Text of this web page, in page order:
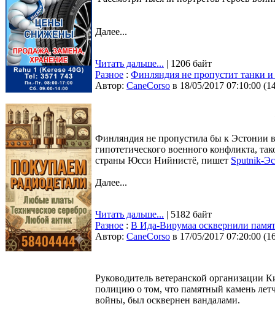
Далее...
Читать дальше... | 1206 байт
Разное : Финляндия не пропустит танки
Автор: CaneCorso в 18/05/2017 07:10:00 (
Финляндия не пропустила бы к Эстонии
гипотетического военного конфликта,
страны Юсси Нийнистё, пишет Sputnik-
Далее...
Читать дальше... | 5182 байт
Разное : В Ида-Вирумаа осквернили
Автор: CaneCorso в 17/05/2017 07:20:00 (
Руководитель ветеранской организации
полицию о том, что памятный камень
войны, был осквернен вандалами.